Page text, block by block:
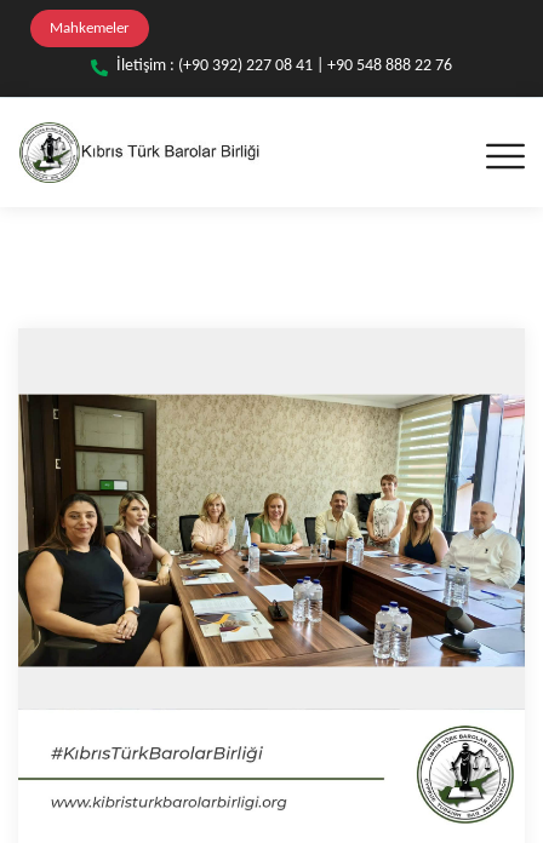
Mahkemeler
İletişim : (+90 392) 227 08 41 | +90 548 888 22 76